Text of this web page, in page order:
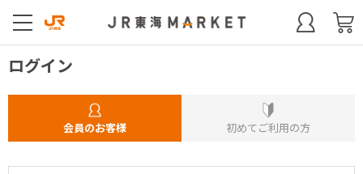
ログイン
会員のお客様 初めてご利用の方